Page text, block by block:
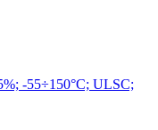
-55÷150°C; ULSC;